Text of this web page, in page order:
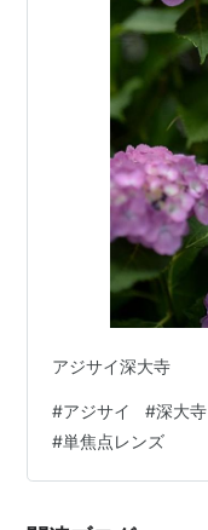
アジサイ深大寺
#アジサイ #深大寺
#単焦点レンズ